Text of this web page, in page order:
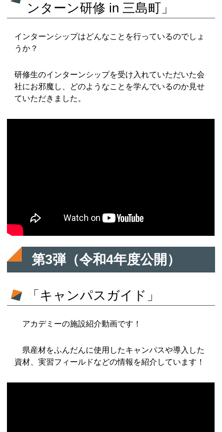
ンターン研修 in 三島町」
インターンシップはどんなことを行っているのでしょ
うか？
研修生のインターンシップを受け入れていただいた会
社にお邪魔し、どのようなことを学んでいるのか見せ
ていただきました。
第3弾（令和4年度公開）
「キャンパスガイド」
アカデミーの施設紹介動画です！
県産材をふんだんに使用したキャンパスや導入した
資材、実習フィールドなどの情報を紹介しています！